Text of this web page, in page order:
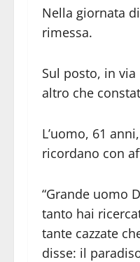
Nella giornata
rimessa.
Sul posto, in
altro che
L’uomo, 61
ricordano con
“Grande uomo
tanto hai
tante cazzate
disse: il